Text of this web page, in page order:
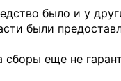
было и у
были
еще не